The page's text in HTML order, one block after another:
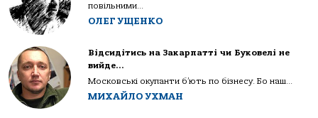
повільними...
ОЛЕГ УЩЕНКО
Відсидітись на Закарпатті чи Буковелі не
вийде…
Московські окупанти б’ють по бізнесу. Бо наш...
МИХАЙЛО УХМАН